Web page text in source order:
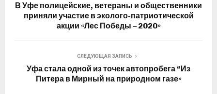
В Уфе полицейские, ветераны и общественники
приняли участие в эколого-патриотической
акции «Лес Победы – 2020»
СЛЕДУЮЩАЯ ЗАПИСЬ
Уфа стала одной из точек автопробега “Из
Питера в Мирный на природном газе»